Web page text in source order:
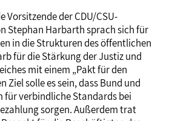
Vorsitzende der CDU/CSU-
Stephan Harbarth sprach sich für
in die Strukturen des öffentlichen
für die Stärkung der Justiz und
mit einem „Pakt für den
Ziel solle es sein, dass Bund und
für verbindliche Standards bei
sorgen. Außerdem trat